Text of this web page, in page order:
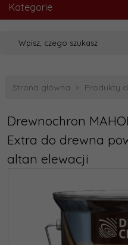
Kategorie
Strona główna Produkty
Drewnochron
Extra do drewna
altan elewacji